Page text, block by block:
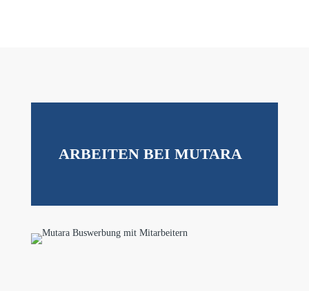
ARBEITEN BEI MUTARA